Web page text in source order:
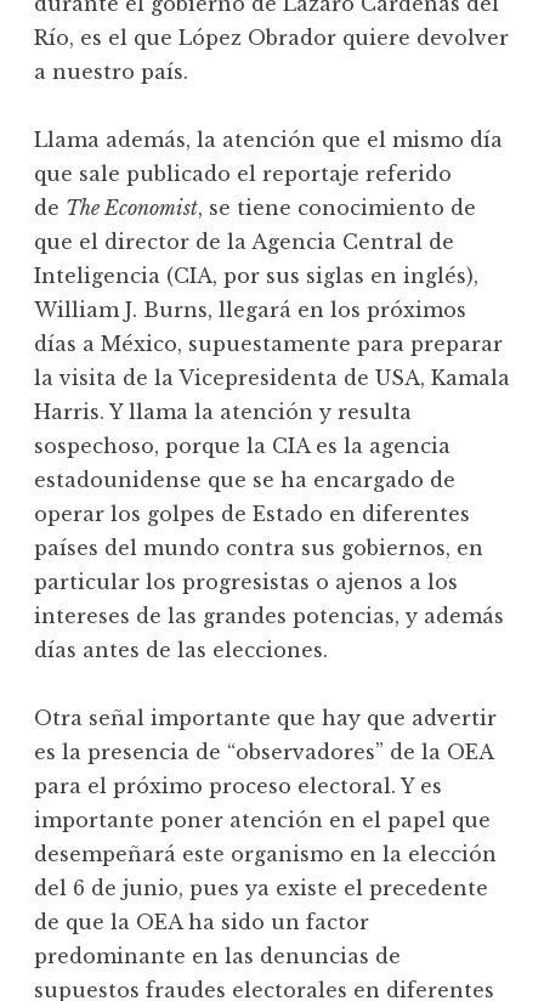
Río, es el que López Obrador quiere devolver
a nuestro país.
Llama además, la atención que el mismo día
que sale publicado el reportaje referido
de The Economist, se tiene conocimiento de
que el director de la Agencia Central de
Inteligencia (CIA, por sus siglas en inglés),
William J. Burns, llegará en los próximos
días a México, supuestamente para preparar
la visita de la Vicepresidenta de USA, Kamala
Harris. Y llama la atención y resulta
sospechoso, porque la CIA es la agencia
estadounidense que se ha encargado de
operar los golpes de Estado en diferentes
países del mundo contra sus gobiernos, en
particular los progresistas o ajenos a los
intereses de las grandes potencias, y además
días antes de las elecciones.
Otra señal importante que hay que advertir
es la presencia de “observadores” de la OEA
para el próximo proceso electoral. Y es
importante poner atención en el papel que
desempeñará este organismo en la elección
del 6 de junio, pues ya existe el precedente
de que la OEA ha sido un factor
predominante en las denuncias de
supuestos fraudes electorales en diferentes